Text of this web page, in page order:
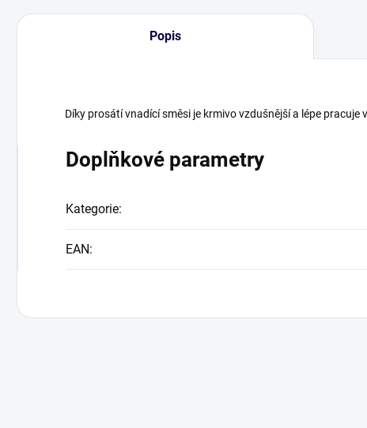
Popis
Díky prosátí vnadící směsi je krmivo vzdušnější a lépe
Doplňkové parametry
Kategorie:
EAN: